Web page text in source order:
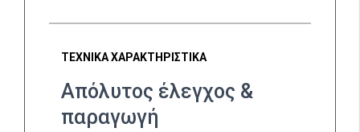
ΤΕΧΝΙΚΑ ΧΑΡΑΚΤΗΡΙΣΤΙΚΑ
Απόλυτος έλεγχος &
παραγωγή